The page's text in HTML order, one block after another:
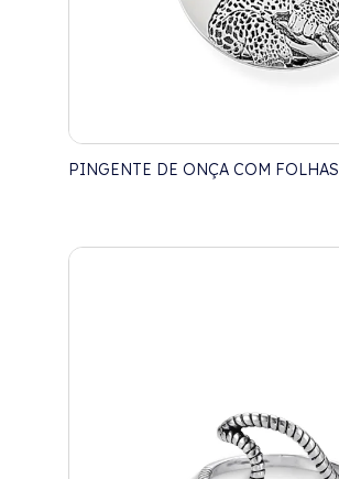
PINGENTE DE ONÇA COM FOLHAS